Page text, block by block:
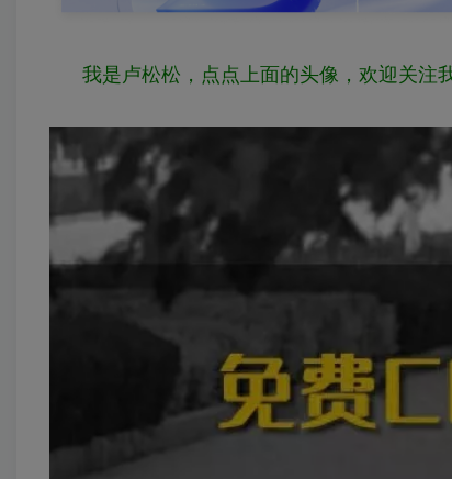
我是卢松松，点点上面的头像，欢迎关注